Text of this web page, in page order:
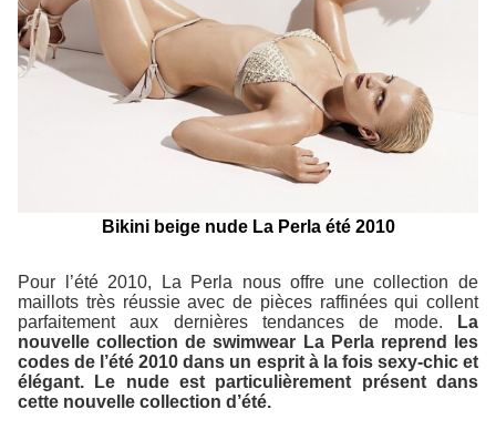
Bikini beige nude La Perla été 2010
Pour l’été 2010, La Perla nous offre une collection de
maillots très réussie avec de pièces raffinées qui collent
parfaitement aux dernières tendances de mode.
La
nouvelle collection de swimwear La Perla reprend les
codes de l’été 2010 dans un esprit à la fois sexy-chic et
élégant. Le nude est particulièrement présent dans
cette nouvelle collection d’été.